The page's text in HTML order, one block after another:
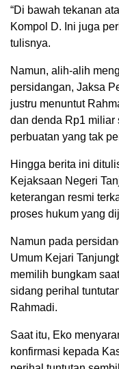
“Di bawah tekanan
Kompol D. Ini juga
tulisnya.
Namun, alih-alih
persidangan, Jaksa
justru menuntut
dan denda Rp1 miliar
perbuatan yang tak
Hingga berita ini
Kejaksaan Negeri
keterangan resmi
proses hukum yang
Namun pada
Umum Kejari
memilih bungkam
sidang perihal
Rahmadi.
Saat itu, Eko
konfirmasi kepada